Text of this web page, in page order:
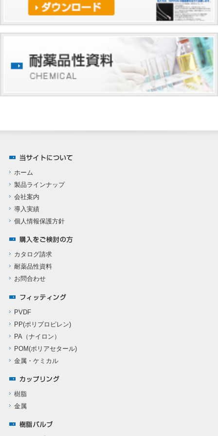
ホーム
製品ラインナップ
会社案内
導入実績
個人情報保護方針
カタログ請求
耐薬品性資料
お問合わせ
PVDF
PP(ポリプロピレン)
PA（ナイロン）
POM(ポリアセタール)
金属・ケミカル
樹脂
金属